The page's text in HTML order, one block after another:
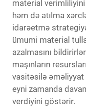
material verimliliyini
həm də atılma
idarəetmə
ümumi material
azalmasını
maşınların
vasitəsilə əməliyyat
eyni zamanda
verdiyini göstərir.